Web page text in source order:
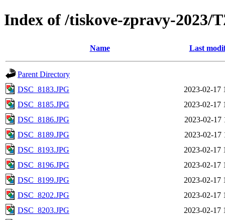
Index of /tiskove-zpravy-2023/
Name Last
Parent Directory
DSC_8183.JPG
2023-02-17
DSC_8185.JPG
2023-02-17
DSC_8186.JPG
2023-02-17
DSC_8189.JPG
2023-02-17
DSC_8193.JPG
2023-02-17
DSC_8196.JPG
2023-02-17
DSC_8199.JPG
2023-02-17
DSC_8202.JPG
2023-02-17
DSC_8203.JPG
2023-02-17